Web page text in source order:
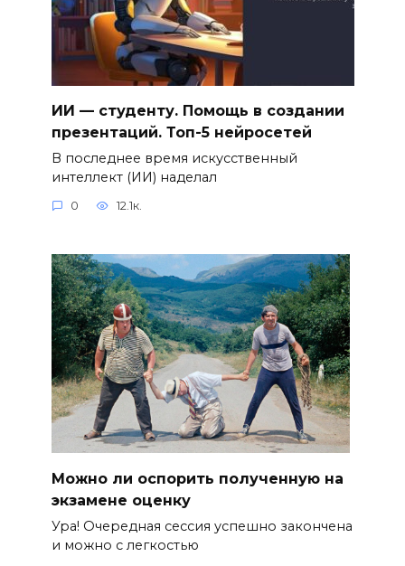
ИИ — студенту. Помощь в создании
презентаций. Топ-5 нейросетей
В последнее время искусственный
интеллект (ИИ) наделал
0 12.1к.
Можно ли оспорить полученную на
экзамене оценку
Ура! Очередная сессия успешно закончена
и можно с легкостью